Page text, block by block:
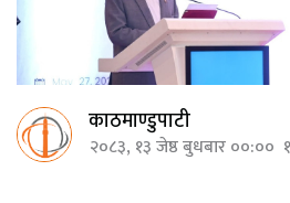
काठमाण्डुपाटी
२०८३, १३ जेष्ठ बुधबार